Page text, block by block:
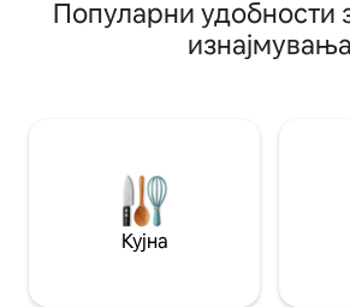
Популарни удобности
изнајмувања
Кујна